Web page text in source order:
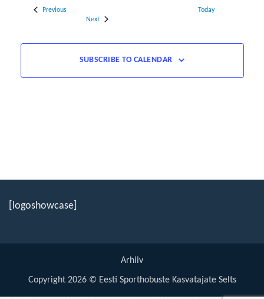
PreviousEvents
Today
NextEvents
SUBSCRIBE TO CALENDAR
[logoshowcase]
Arhiiv
Copyright 2026 © Eesti Sporthobuste Kasvatajate Selts